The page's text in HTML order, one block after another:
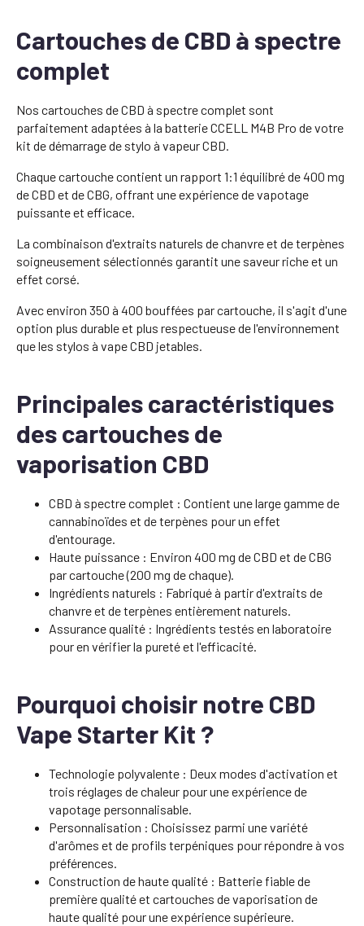
Cartouches de CBD à spectre
complet
Nos cartouches de CBD à spectre complet sont
parfaitement adaptées à la batterie CCELL M4B Pro de votre
kit de démarrage de stylo à vapeur CBD.
Chaque cartouche contient un rapport 1:1 équilibré de 400 mg
de CBD et de CBG, offrant une expérience de vapotage
puissante et efficace.
La combinaison d'extraits naturels de chanvre et de terpènes
soigneusement sélectionnés garantit une saveur riche et un
effet corsé.
Avec environ 350 à 400 bouffées par cartouche, il s'agit d'une
option plus durable et plus respectueuse de l'environnement
que les stylos à vape CBD jetables.
Principales caractéristiques
des cartouches de
vaporisation CBD
CBD à spectre complet : Contient une large gamme de
cannabinoïdes et de terpènes pour un effet
d'entourage.
Haute puissance : Environ 400 mg de CBD et de CBG
par cartouche (200 mg de chaque).
Ingrédients naturels : Fabriqué à partir d'extraits de
chanvre et de terpènes entièrement naturels.
Assurance qualité : Ingrédients testés en laboratoire
pour en vérifier la pureté et l'efficacité.
Pourquoi choisir notre CBD
Vape Starter Kit ?
Technologie polyvalente : Deux modes d'activation et
trois réglages de chaleur pour une expérience de
vapotage personnalisable.
Personnalisation : Choisissez parmi une variété
d'arômes et de profils terpéniques pour répondre à vos
préférences.
Construction de haute qualité : Batterie fiable de
première qualité et cartouches de vaporisation de
haute qualité pour une expérience supérieure.